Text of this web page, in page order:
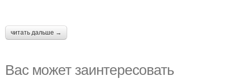
читать дальше →
Вас может заинтересовать